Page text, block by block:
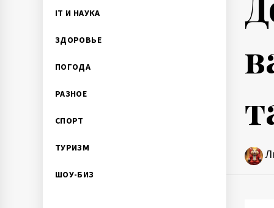
IT И НАУКА
ЗДОРОВЬЕ
ПОГОДА
РАЗНОЕ
СПОРТ
ТУРИЗМ
ШОУ-БИЗ